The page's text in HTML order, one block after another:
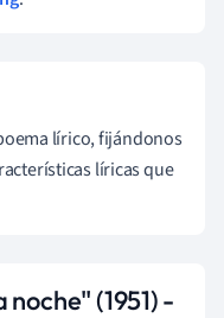
lírico, fijándonos
líricas que
noche" (1951) -